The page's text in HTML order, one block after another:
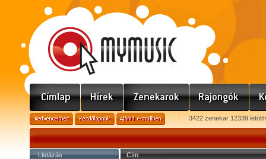
3422 zenekar 12339
Listázás Cím